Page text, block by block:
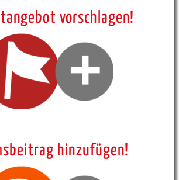
vorschlagen!
hinzufügen!